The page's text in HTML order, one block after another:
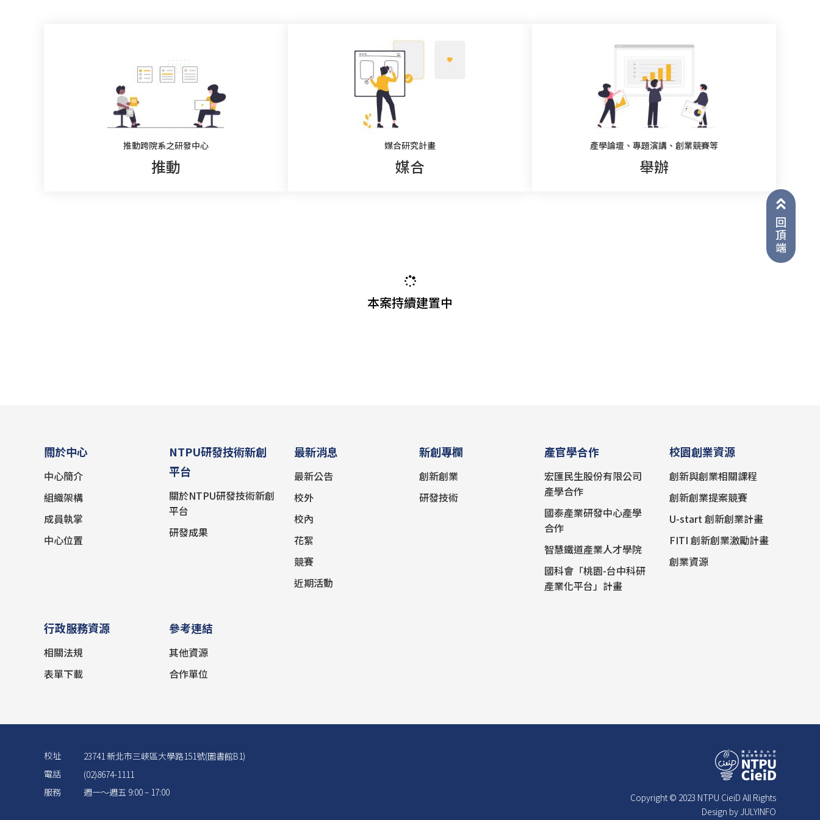
推動跨院系之研發中心
推動
媒合研究計畫
媒合
產學論壇、專題演講、創業競賽等
舉辦
本案持續建置中
關於中心
中心簡介
組織架構
成員執掌
中心位置
NTPU研發技術新創
平台
關於NTPU研發技術新創
平台
研發成果
最新消息
最新公告
校外
校內
花絮
競賽
近期活動
新創專欄
創新創業
研發技術
產官學合作
宏匯民生股份有限公司
產學合作
國泰產業研發中心產學
合作
智慧鐵道產業人才學院
國科會「桃園-台中科研
產業化平台」計畫
校園創業資源
創新與創業相關課程
創新創業提案競賽
U-start 創新創業計畫
FITI 創新創業激勵計畫
創業資源
行政服務資源
相關法規
表單下載
參考連結
其他資源
合作單位
校址
23741 新北市三峽區大學路151號(圖書館B1)
電話
(02)8674-1111
服務
週一～週五 9:00 – 17:00
Copyright © 2023 NTPU CieiD All Rights
Design by JULYINFO
回
頂
端